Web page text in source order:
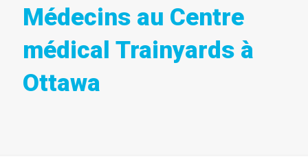
Médecins au Centre
médical Trainyards à
Ottawa